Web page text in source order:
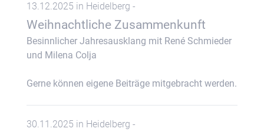
13.12.2025 in Heidelberg -
Weihnachtliche Zusammenkunft
Besinnlicher Jahresausklang mit René Schmieder
und Milena Colja
Gerne können eigene Beiträge mitgebracht werden.
30.11.2025 in Heidelberg -